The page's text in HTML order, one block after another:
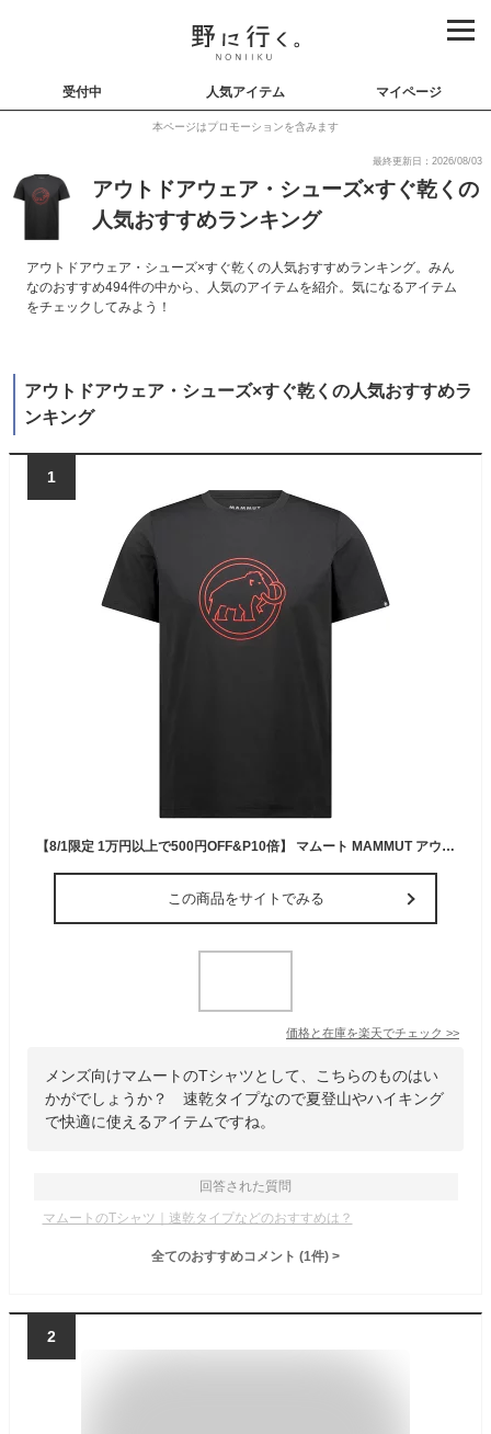
受付中 人気アイテム マイページ
本ページはプロモーションを含みます
最終更新日：2026/08/03
アウトドアウェア・シューズ×すぐ乾くの
人気おすすめランキング
アウトドアウェア・シューズ×すぐ乾くの人気おすすめランキング。みん
なのおすすめ494件の中から、人気のアイテムを紹介。気になるアイテム
をチェックしてみよう！
アウトドアウェア・シューズ×すぐ乾くの人気おすすめラ
ンキング
1
【8/1限定 1万円以上で500円OFF&P10倍】 マムート MAMMUT アウトドア QD ロゴ プリント Tシャツ アジアンフィット メンズ 男性 半袖 トップス 速乾 軽量 柔軟 高機能 高品質 お出かけ 旅行 1017-02012 101702012 00413
この商品をサイトでみる
価格と在庫を楽天でチェック >>
メンズ向けマムートのTシャツとして、こちらのものはい
かがでしょうか？ 速乾タイプなので夏登山やハイキング
で快適に使えるアイテムですね。
回答された質問
マムートのTシャツ｜速乾タイプなどのおすすめは？
全てのおすすめコメント (1件) >
2